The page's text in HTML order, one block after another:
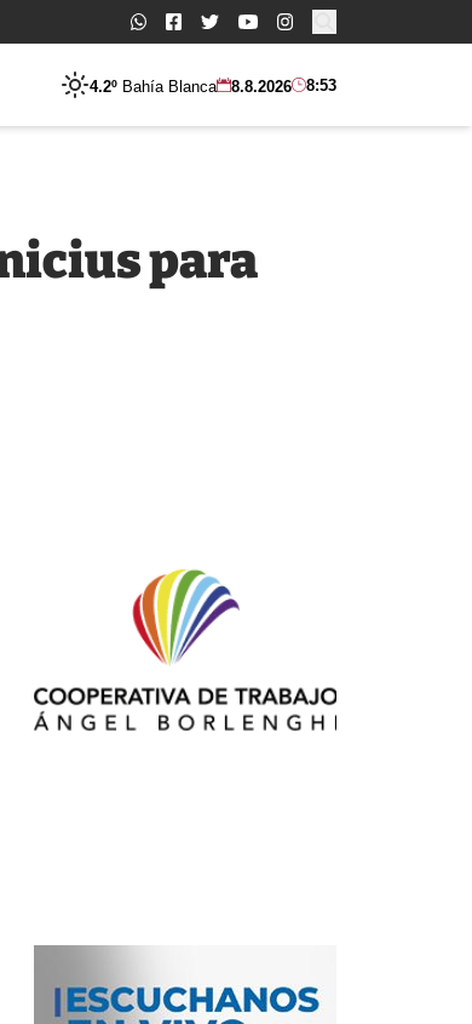
Buscar:
4.2º Bahía Blanca 8.8.2026 8:53
para